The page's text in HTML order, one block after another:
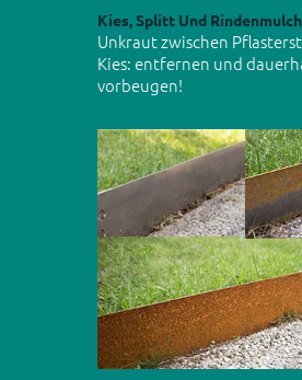
Kies, Splitt Und Rindenmulch
Unkraut zwischen
Kies: entfernen und
vorbeugen!